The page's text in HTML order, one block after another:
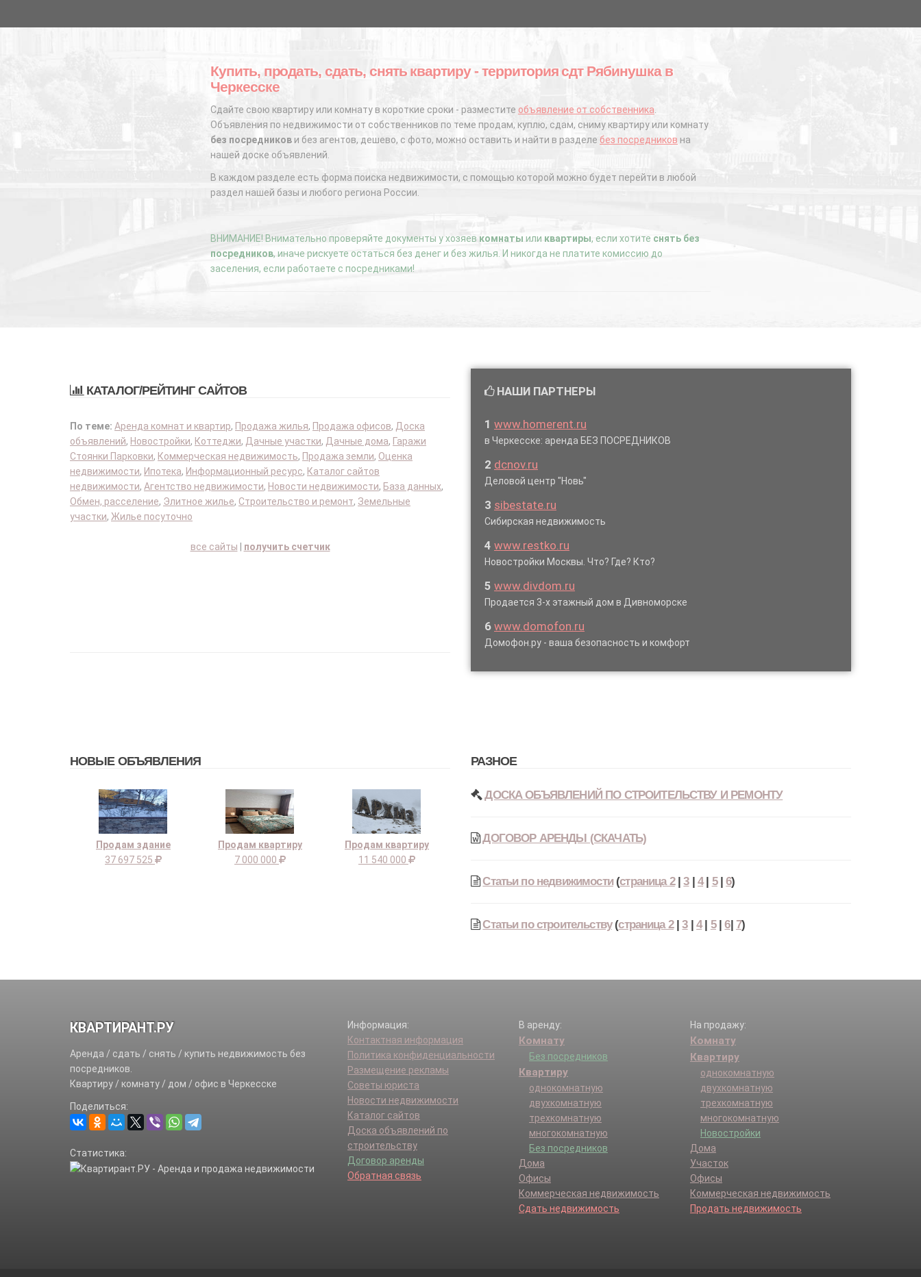
Купить, продать, сдать, снять квартиру - территория сдт Рябинушка в
Черкесске
Сдайте свою квартиру или комнату в короткие сроки - разместите объявление от собственника
Объявления по недвижимости от собственников по теме продам, куплю, сдам, сниму квартиру или комнату
без посредникови без агентов, дешево, с фото, можно оставить и найти в разделе без посредников на
нашей доске объявлений.
В каждом разделе есть форма поиска недвижимости, с помощью которой можно будет перейти в любой
раздел нашей базы и любого региона России.
ВНИМАНИЕ! Внимательно проверяйте документы у хозяев комнаты или квартиры, если хотите снять без
посредников, иначе рискуете остаться без денег и без жилья. И никогда не платите комиссию до
заселения, если работаете с посредниками!
КАТАЛОГ/РЕЙТИНГ САЙТОВ
По теме: Аренда комнат и квартир, Продажа жилья, Продажа офисов, Доска
объявлений, Новостройки, Коттеджи, Дачные участки, Дачные дома, Гаражи
Стоянки Парковки, Коммерческая недвижимость, Продажа земли, Оценка
недвижимости, Ипотека, Информационный ресурс, Каталог сайтов
недвижимости, Агентство недвижимости, Новости недвижимости, База данных,
Обмен, расселение, Элитное жилье, Строительство и ремонт, Земельные
участки, Жилье посуточно
все сайты получить счетчик
НАШИ ПАРТНЕРЫ
1 www.homerent.ru
в Черкесске: аренда БЕЗ ПОСРЕДНИКОВ
2 dcnov.ru
Деловой центр "Новь"
3 sibestate.ru
Сибирская недвижимость
4 www.restko.ru
Новостройки Москвы. Что? Где? Кто?
5 www.divdom.ru
Продается 3-х этажный дом в Дивноморске
6 www.domofon.ru
Домофон.ру - ваша безопасность и комфорт
НОВЫЕ ОБЪЯВЛЕНИЯ
Продам здание
37 697 525
Продам квартиру
7 000 000
Продам квартиру
11 540 000
РАЗНОЕ
ДОСКА ОБЪЯВЛЕНИЙ ПО СТРОИТЕЛЬСТВУ И РЕМОНТУ
ДОГОВОР АРЕНДЫ (СКАЧАТЬ)
Статьи по недвижимости(страница 2|3| 4| 5|6)
Статьи по строительству(страница 2|3|4| 5|6| 7)
КВАРТИРАНТ.РУ
Аренда / сдать / снять / купить недвижимость без
посредников.
Квартиру / комнату / дом / офис в Черкесске
Поделиться:
Статистика:
Информация:
Контактная информация
Политика конфиденциальности
Размещение рекламы
Советы юриста
Новости недвижимости
Каталог сайтов
Доска объявлений по
строительству
Договор аренды
Обратная связь
В аренду:
Комнату
Без посредников
Квартиру
однокомнатную
двухкомнатную
трехкомнатную
многокомнатную
Без посредников
Дома
Офисы
Коммерческая недвижимость
Сдать недвижимость
На продажу:
Комнату
Квартиру
однокомнатную
двухкомнатную
трехкомнатную
многокомнатную
Новостройки
Дома
Участок
Офисы
Коммерческая недвижимость
Продать недвижимость